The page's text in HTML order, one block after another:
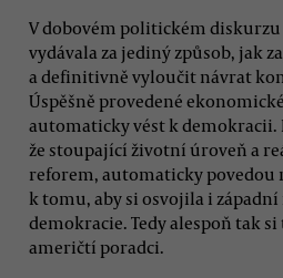
V dobovém politickém diskurzu
vydávala za jediný způsob, jak
a definitivně vyloučit návrat
Úspěšně provedené
automaticky vést k demokracii.
že stoupající životní úroveň a
reforem, automaticky povedou
k tomu, aby si osvojila i
demokracie. Tedy alespoň tak
američtí poradci.